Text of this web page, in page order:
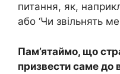
питання, як,
або ‘Чи звільнять
Пам’ятаймо, що
призвести саме до